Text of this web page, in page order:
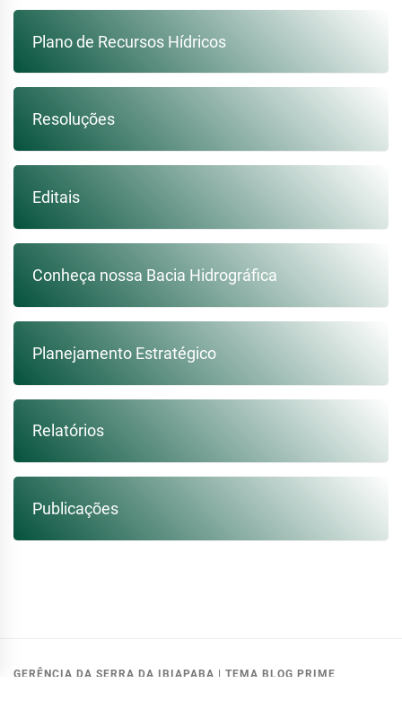
Plano de Recursos Hídricos
Resoluções
Editais
Conheça nossa Bacia Hidrográfica
Planejamento Estratégico
Relatórios
Publicações
GERÊNCIA DA SERRA DA IBIAPABA | TEMA BLOG PRIME